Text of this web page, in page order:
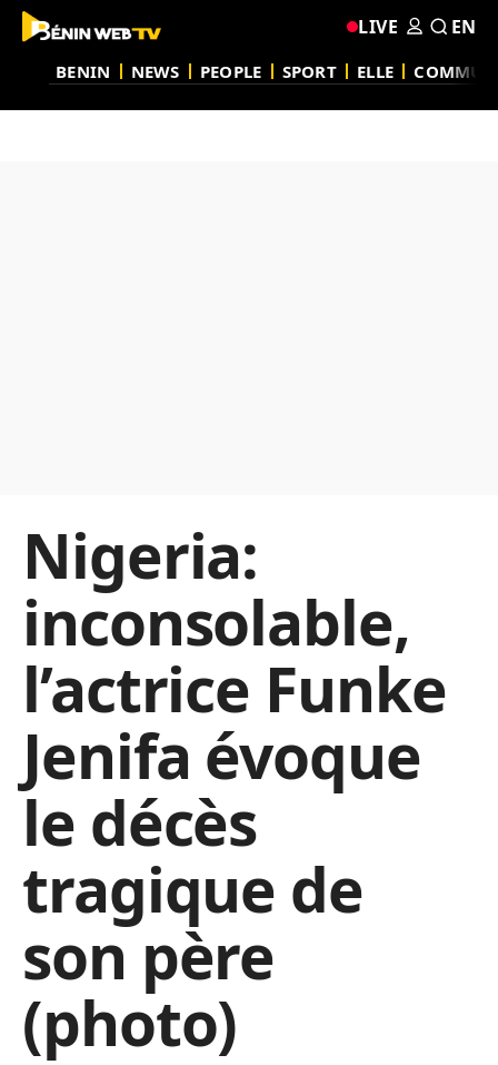
BENIN NEWS PEOPLE SPORT ELLE
LIVE EN
Nigeria:
inconsolable,
l’actrice Funke
Jenifa évoque
le décès
tragique de
son père
(photo)